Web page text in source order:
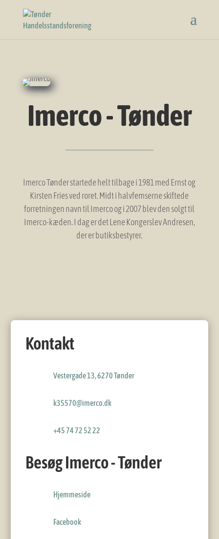
Imerco - Tønder
Imerco Tønder startede helt tilbage i 1981 med Ernst og
Kirsten Fries ved roret. Midt i halvfemserne skiftede
forretningen navn til Imerco og i 2007 blev den solgt til
Imerco-kæden. I dag er det Lene Kongerslev Andresen,
der er butiksbestyrer.
Kontakt
Vestergade 13, 6270 Tønder
k35570@imerco.dk
+45 74 72 52 22
Besøg Imerco - Tønder
Hjemmeside
Facebook